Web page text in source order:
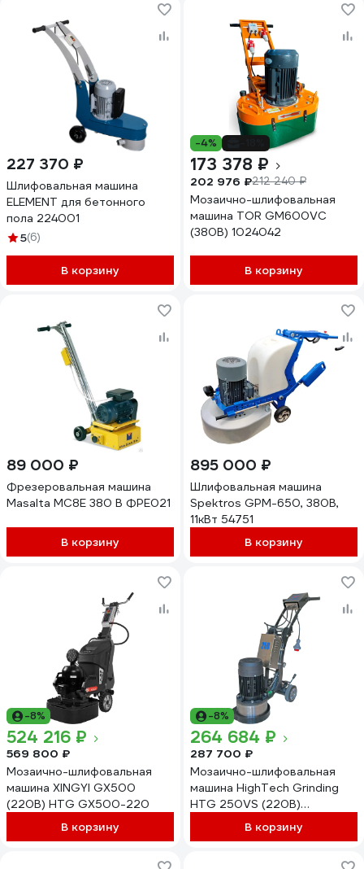
227 370 ₽
Шлифовальная машина
ELEMENT для бетонного
пола 224001
5(6)
В корзину
-4%
173 378 ₽
202 976 ₽212 240 ₽
Мозаично-шлифовальная
машина TOR GM600VC
(380В) 1024042
В корзину
89 000 ₽
Фрезеровальная машина
Masalta МС8Е 380 В ФРЕ021
В корзину
895 000 ₽
Шлифовальная машина
Spektros GPM-650, 380В,
11кВт 54751
В корзину
-8%
524 216 ₽
569 800 ₽
Мозаично-шлифовальная
машина XINGYI GX500
(220В) HTG GX500-220
В корзину
-8%
264 684 ₽
287 700 ₽
Мозаично-шлифовальная
машина HighTech Grinding
HTG 250VS (220В)
GM250VS220В корзину